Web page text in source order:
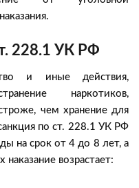
228.1 УК РФ
и иные действия,
наркотиков,
чем хранение для
по ст. 228.1 УК РФ
на срок от 4 до 8 лет, а
возрастает: